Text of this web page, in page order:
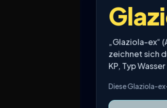
„Glaziola-ex“
zeichnet sich
KP, Typ
Diese Glaziola-